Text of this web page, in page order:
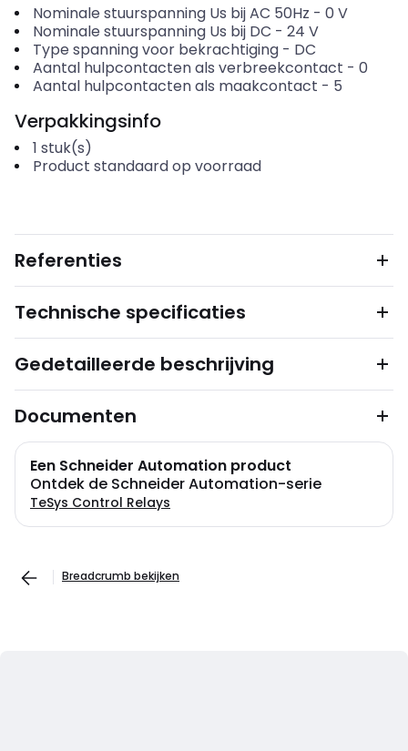
Nominale stuurspanning Us bij AC 50Hz - 0 V
Nominale stuurspanning Us bij DC - 24 V
Type spanning voor bekrachtiging- DC
Aantal hulpcontacten als verbreekcontact - 0
Aantal hulpcontacten als maakcontact - 5
Verpakkingsinfo
1 stuk(s)
Product standaard op voorraad
Referenties
Technische specificaties
Gedetailleerde beschrijving
Documenten
Een Schneider Automation product
Ontdek de Schneider Automation-serie
TeSys Control Relays
Breadcrumb bekijken